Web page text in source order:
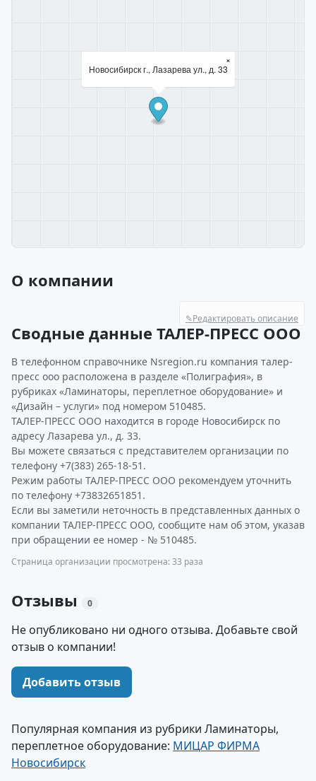
Новосибирск г., Лазарева ул., д. 33
×
О компании
✎Редактировать описание
Сводные данные ТАЛЕР-ПРЕСС ООО
В телефонном справочнике Nsregion.ru компания талер-
пресс ооо расположена в разделе «Полиграфия», в
рубриках «Ламинаторы, переплетное оборудование» и
«Дизайн – услуги» под номером 510485.
ТАЛЕР-ПРЕСС ООО находится в городе Новосибирск по
адресу Лазарева ул., д. 33.
Вы можете связаться с представителем организации по
телефону +7(383) 265-18-51.
Режим работы ТАЛЕР-ПРЕСС ООО рекомендуем уточнить
по телефону +73832651851.
Если вы заметили неточность в представленных данных о
компании ТАЛЕР-ПРЕСС ООО, сообщите нам об этом, указав
при обращении ее номер - № 510485.
Страница организации просмотрена: 33 раза
Отзывы 0
Не опубликовано ни одного отзыва. Добавьте свой
отзыв о компании!
Добавить отзыв
Популярная компания из рубрики Ламинаторы,
переплетное оборудование: МИЦАР ФИРМА
Новосибирск